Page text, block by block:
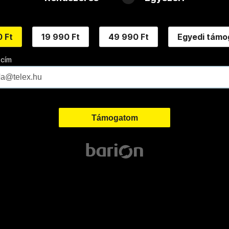
Ft 19 990 Ft 49 990 Ft Egyedi